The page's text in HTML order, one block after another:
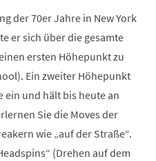
der 70er Jahre in New York
er sich über die gesamte
ersten Höhepunkt zu
Ein zweiter Höhepunkt
ein und hält bis heute an
Sie die Moves der
wie „auf der Straße“.
(Drehen auf dem